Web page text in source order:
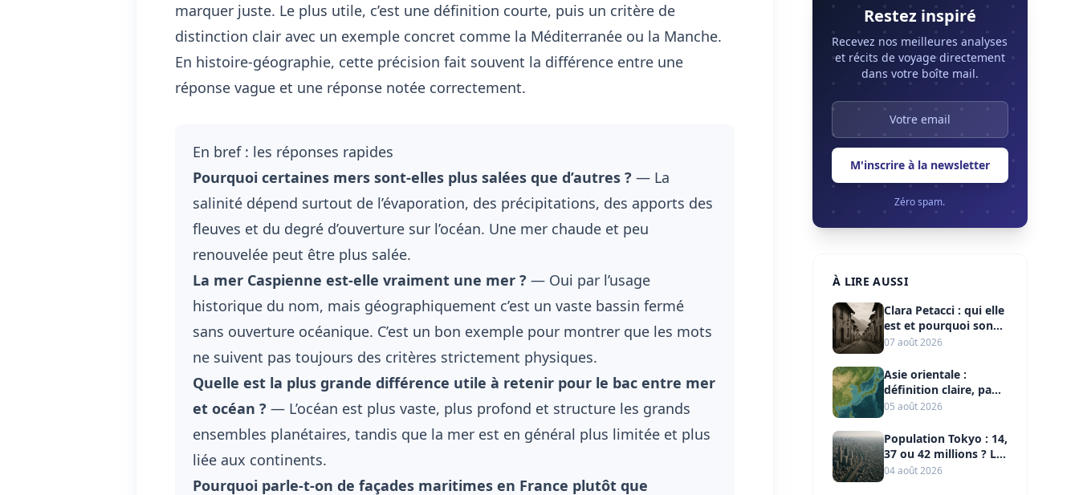
marquer juste. Le plus utile, c’est une définition courte, puis un critère de
distinction clair avec un exemple concret comme la Méditerranée ou la Manche.
En histoire-géographie, cette précision fait souvent la différence entre une
réponse vague et une réponse notée correctement.
En bref : les réponses rapides
Pourquoi certaines mers sont-elles plus salées que d’autres ? — La
salinité dépend surtout de l’évaporation, des précipitations, des apports des
fleuves et du degré d’ouverture sur l’océan. Une mer chaude et peu
renouvelée peut être plus salée.
La mer Caspienne est-elle vraiment une mer ? — Oui par l’usage
historique du nom, mais géographiquement c’est un vaste bassin fermé
sans ouverture océanique. C’est un bon exemple pour montrer que les mots
ne suivent pas toujours des critères strictement physiques.
Quelle est la plus grande différence utile à retenir pour le bac entre mer
et océan ? — L’océan est plus vaste, plus profond et structure les grands
ensembles planétaires, tandis que la mer est en général plus limitée et plus
liée aux continents.
Pourquoi parle-t-on de façades maritimes en France plutôt que
Restez inspiré
Recevez nos meilleures analyses
et récits de voyage directement
dans votre boîte mail.
M'inscrire à la newsletter
Zéro spam.
À LIRE AUSSI
Clara Petacci : qui elle
est et pourquoi son
nom reste lié à
Mussolini
07 août 2026
Asie orientale :
définition claire, pays
et repères clés
05 août 2026
Population Tokyo : 14,
37 ou 42 millions ? Le
bon chiffre
04 août 2026